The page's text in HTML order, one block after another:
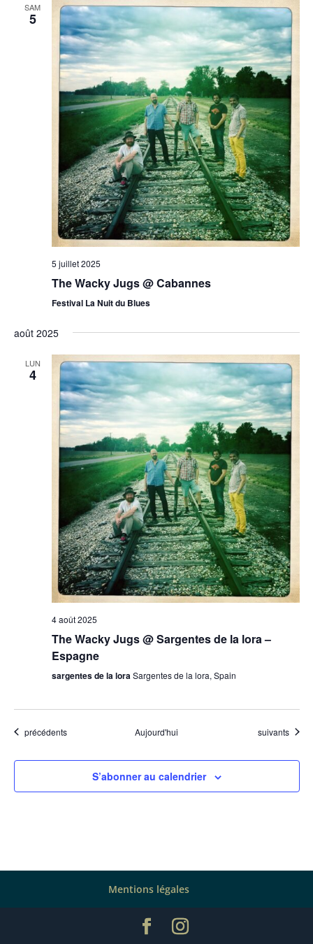
SAM
5
5 juillet 2025
The Wacky Jugs @ Cabannes
Festival La Nuit du Blues
août 2025
LUN
4
4 août 2025
The Wacky Jugs @ Sargentes de la lora –
Espagne
sargentes de la loraSargentes de la lora, Spain
Évènements
précédents Aujourd'hui Évènements
suivants
S’abonner au calendrier
Mentions légales